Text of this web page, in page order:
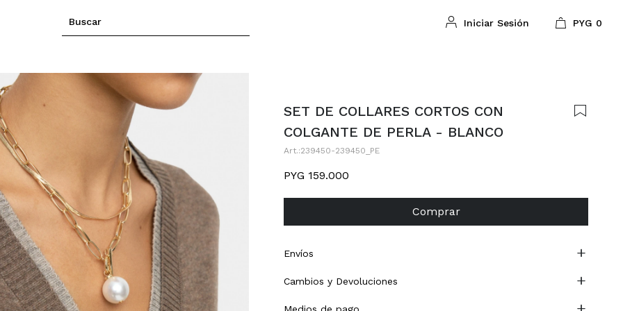
PYG 0
SET DE COLLARES CORTOS CON
COLGANTE DE PERLA - BLANCO
239450-239450_PE
PYG 159.000
Comprar
Envíos
Cambios y Devoluciones